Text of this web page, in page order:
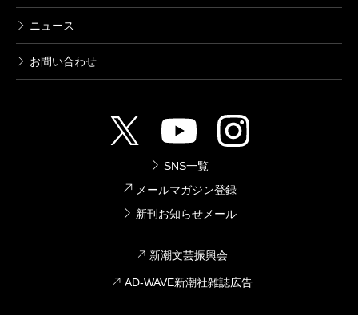
ニュース
お問い合わせ
SNS一覧
メールマガジン登録
新刊お知らせメール
新潮文芸振興会
AD-WAVE新潮社雑誌広告